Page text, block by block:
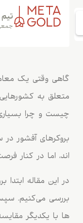
گاهی وقتی یک
متعلق به
چیست و چرا
بروکرهای آفشور
اند، اما در کنار
در این مقاله ابتدا
بررسی می‌کنیم.
ها با یکدیگر